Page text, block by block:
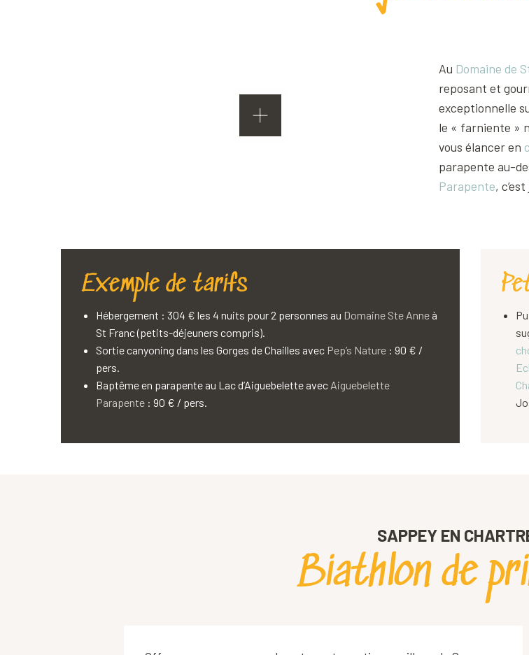
Au Domaine de
reposant et
exceptionnelle
le « farniente »
vous élancer en
parapente au-
Parapente,
Exemple de tarifs
Hébergement : 304 € les 4 nuits pour 2 personnes au Domaine Ste Anne à
St Franc (petits-déjeuners compris).
Sortie canyoning dans les Gorges de Chailles avec Pep’s Nature : 90 € /
pers.
Baptême en parapente au Lac d’Aiguebelette avec Aiguebelette
Parapente : 90 € / pers.
SAPPEY EN
Biathlon de